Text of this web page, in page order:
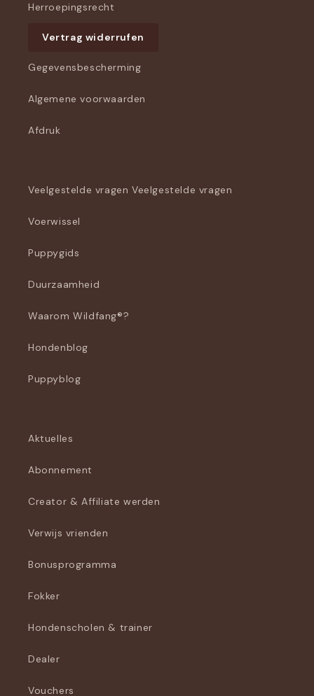
Herroepingsrecht
Vertrag widerrufen
Gegevensbescherming
Algemene voorwaarden
Afdruk
Veelgestelde vragen Veelgestelde vragen
Voerwissel
Puppygids
Duurzaamheid
Waarom Wildfang®?
Hondenblog
Puppyblog
Aktuelles
Abonnement
Creator & Affiliate werden
Verwijs vrienden
Bonusprogramma
Fokker
Hondenscholen & trainer
Dealer
Vouchers